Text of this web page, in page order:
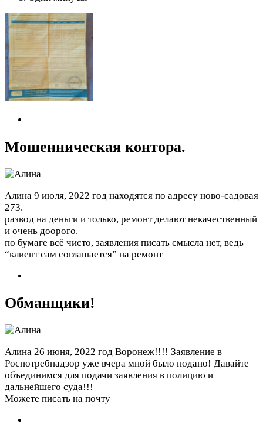
Мошенническая контора.
Алина 9 июля, 2022 год находятся по адресу ново-садовая
273.
развод на деньги и только, ремонт делают некачественный
и очень доорого.
по бумаге всё чисто, заявления писать смысла нет, ведь
“клиент сам соглашается” на ремонт
Обманщики!
Алина 26 июня, 2022 год Воронеж!!!! Заявление в
Роспотребнадзор уже вчера мной было подано! Давайте
объединимся для подачи заявления в полицию и
дальнейшего суда!!!
Можете писать на почту